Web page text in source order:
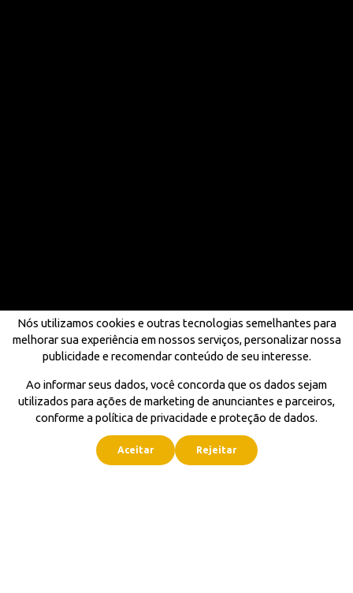
Nós utilizamos cookies e outras tecnologias semelhantes para
melhorar sua experiência em nossos serviços, personalizar nossa
publicidade e recomendar conteúdo de seu interesse.
Ao informar seus dados, você concorda que os dados sejam
utilizados para ações de marketing de anunciantes e parceiros,
conforme a política de privacidade e proteção de dados.
Aceitar Rejeitar